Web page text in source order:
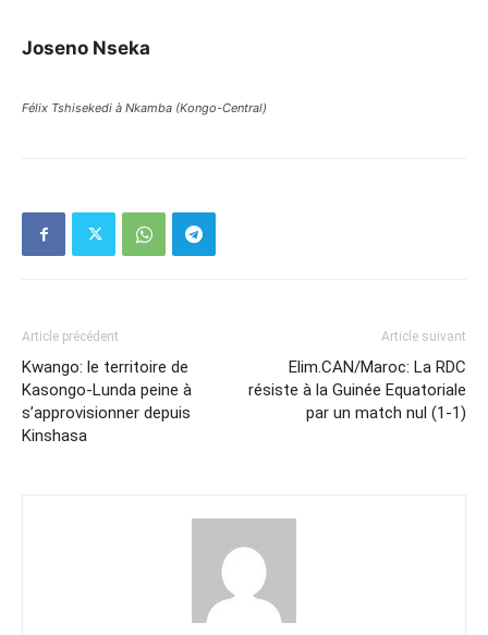
Joseno Nseka
Félix Tshisekedi à Nkamba (Kongo-Central)
Article précédent
Kwango: le territoire de
Kasongo-Lunda peine à
s’approvisionner depuis
Kinshasa
Article suivant
Elim.CAN/Maroc: La RDC
résiste à la Guinée Equatoriale
par un match nul (1-1)